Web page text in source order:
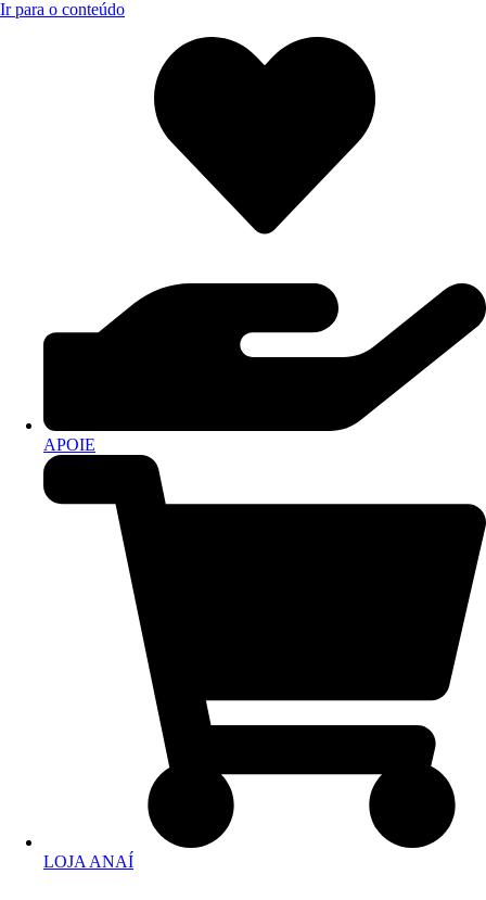
Ir para o conteúdo
APOIE
LOJA ANAÍ